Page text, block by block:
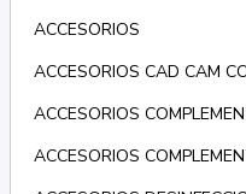
ACCESORIOS
ACCESORIOS CAD CAM
ACCESORIOS
ACCESORIOS